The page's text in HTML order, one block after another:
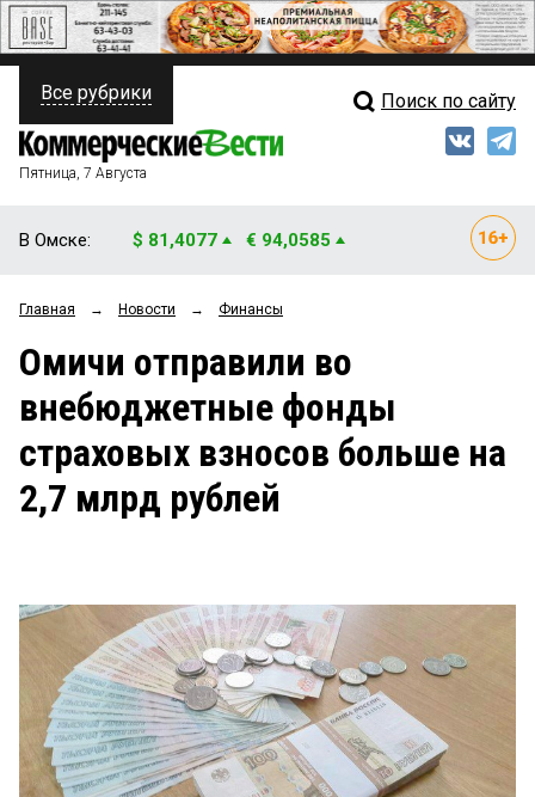
ПОЛИТИКА
ФИНАНСЫ
ОБЩЕСТВО
ЗАКОН
НОВОСТИ КОМПАНИЙ
ПРОИСШЕСТВИЯ
Свежий выпуск
Рейтинги
Блоги
Архив
Все рубрики Поиск по сайту
Пятница, 7 Августа
В Омске: $ 81,4077 € 94,0585
Главная → Новости → Финансы
Омичи отправили во
внебюджетные фонды
страховых взносов больше на
2,7 млрд рублей